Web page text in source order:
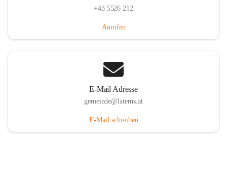
+43 5526 212
Anrufen
E-Mail Adresse
gemeinde@laterns.at
E-Mail schreiben